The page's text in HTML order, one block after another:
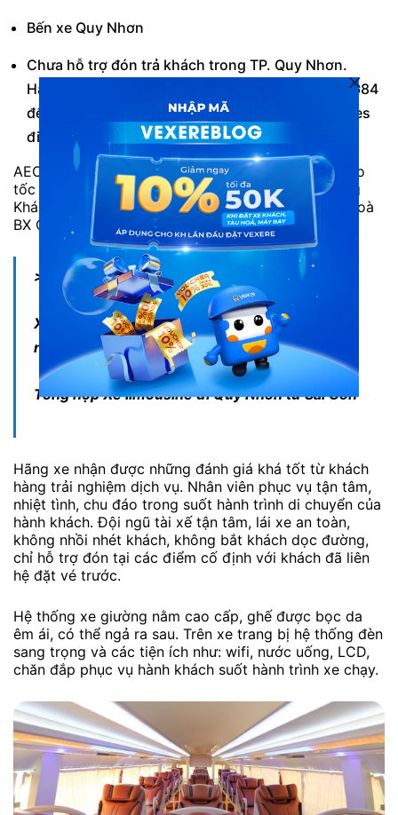
Bến xe Quy Nhơn
Chưa hỗ trợ đón trả khách trong TP. Quy Nhơn.
Hành khác vui lòng liên hệ về tổng đài 1900 888684
để được tư vấn và hỗ trợ đặt vé xe An Phú Buslines
đi Quy Nhơn.
AEON Mall Tân Phú Điện Biên Phủ Xa Lộ Hà Nội Cao
tốc Hồ Chí Minh – Long Thành – Giầu Giây TX Long
Khánh QL1A TP. Cam Ranh TP. Nha Trang TP. Tuy Hoà
BX Quy Nhơn
>>> XEM THÊM:
Xe đi Quy Nhơn từ Sài Gòn: Tư vấn chọn xe và
những lưu ý cần biết
Tổng hợp Xe limousine đi Quy Nhơn từ Sài Gòn
Hãng xe nhận được những đánh giá khá tốt từ khách
hàng trải nghiệm dịch vụ. Nhân viên phục vụ tận tâm,
nhiệt tình, chu đáo trong suốt hành trình di chuyển của
hành khách. Đội ngũ tài xế tận tâm, lái xe an toàn,
không nhồi nhét khách, không bắt khách dọc đường,
chỉ hỗ trợ đón tại các điểm cố định với khách đã liên
hệ đặt vé trước.
Hệ thống xe giường nằm cao cấp, ghế được bọc da
êm ái, có thể ngả ra sau. Trên xe trang bị hệ thống đèn
sang trọng và các tiện ích như: wifi, nước uống, LCD,
chăn đắp phục vụ hành khách suốt hành trình xe chạy.